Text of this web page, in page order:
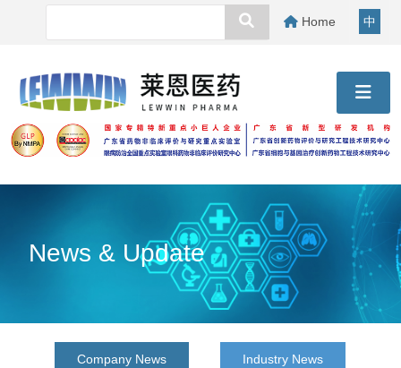
Home 中
News & Update
Company News Industry News